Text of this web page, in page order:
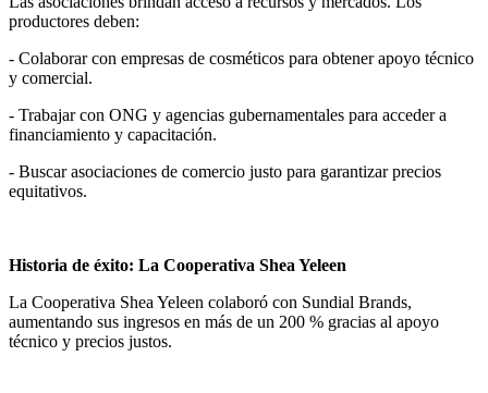
productores deben:
- Colaborar con empresas de cosméticos para obtener apoyo técnico
y comercial.
- Trabajar con ONG y agencias gubernamentales para acceder a
financiamiento y capacitación.
- Buscar asociaciones de comercio justo para garantizar precios
equitativos.
Historia de éxito: La Cooperativa Shea Yeleen
La Cooperativa Shea Yeleen colaboró con Sundial Brands,
aumentando sus ingresos en más de un 200 % gracias al apoyo
técnico y precios justos.